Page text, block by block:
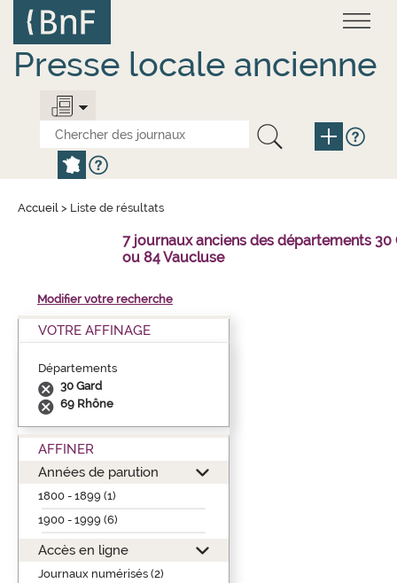
contenu
principal
Presse locale ancienne
Accueil > Liste de résultats
7 journaux anciens des départements 30
ou 84 Vaucluse
Modifier votre recherche
VOTRE AFFINAGE
Départements
30 Gard
69 Rhône
AFFINER
Années de parution
1800 - 1899 (1)
1900 - 1999 (6)
Accès en ligne
Journaux numérisés (2)
Panneau de gestion des cookies